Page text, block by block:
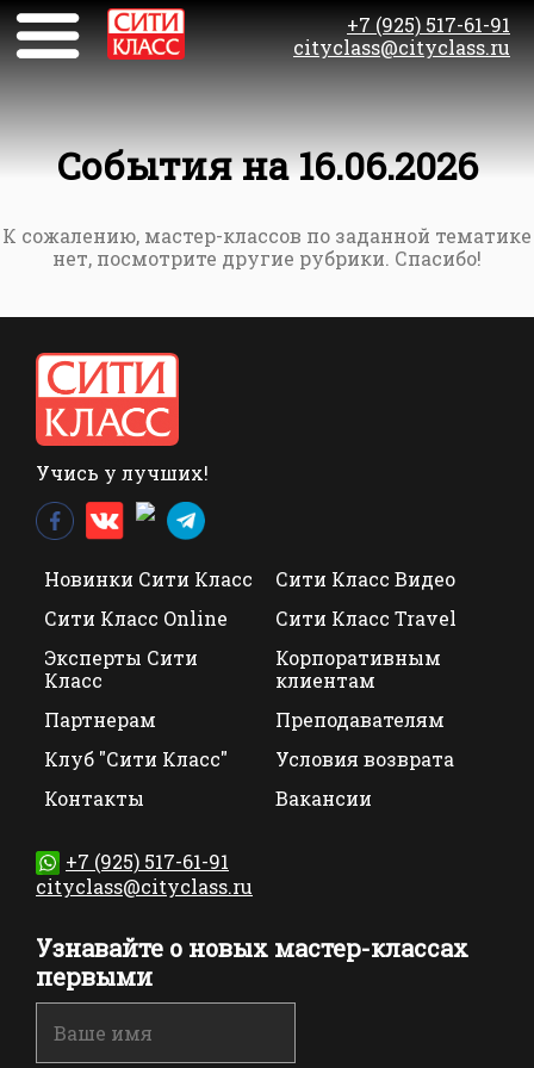
+7 (925) 517-61-91
cityclass@cityclass.ru
События на 16.06.2026
К сожалению, мастер-классов по заданной тематике
нет, посмотрите другие рубрики. Спасибо!
Учись у лучших!
Новинки Сити Класс
Сити Класс Видео
Сити Класс Online
Сити Класс Travel
Эксперты Сити
Класс
Корпоративным
клиентам
Партнерам
Преподавателям
Клуб "Сити Класс"
Условия возврата
Контакты
Вакансии
+7 (925) 517-61-91
cityclass@cityclass.ru
Узнавайте о новых мастер-классах
первыми